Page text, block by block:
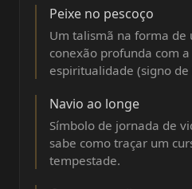
Peixe no pescoço
Um talismã na forma de
conexão profunda com
espiritualidade (signo de
Navio ao longe
Símbolo de jornada de
sabe como traçar um
tempestade.